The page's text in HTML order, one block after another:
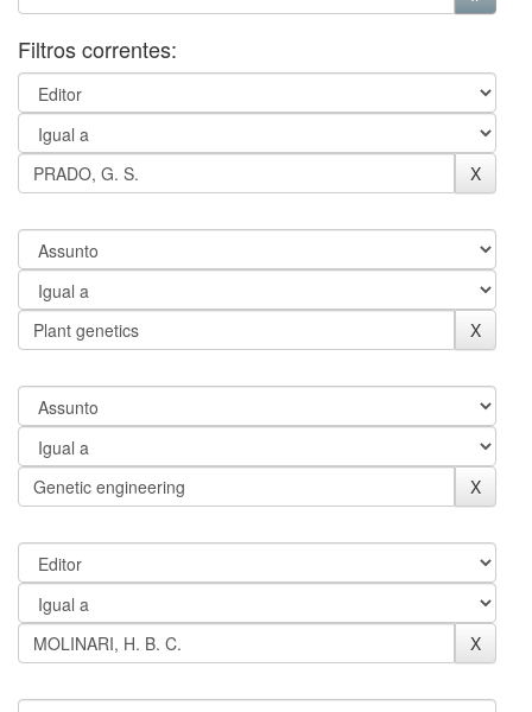
Filtros correntes: